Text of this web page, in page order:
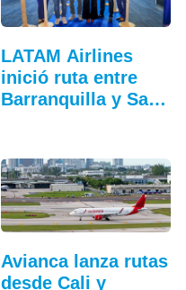
LATAM Airlines
inició ruta entre
Barranquilla y San
Avianca lanza rutas
desde Cali y